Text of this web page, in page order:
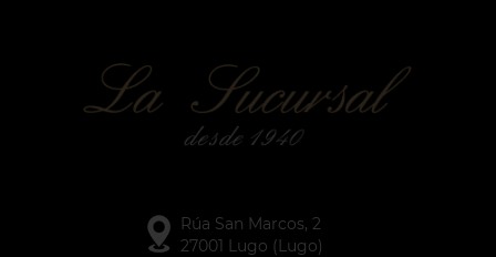
Rúa San Marcos, 2
27001 Lugo (Lugo)